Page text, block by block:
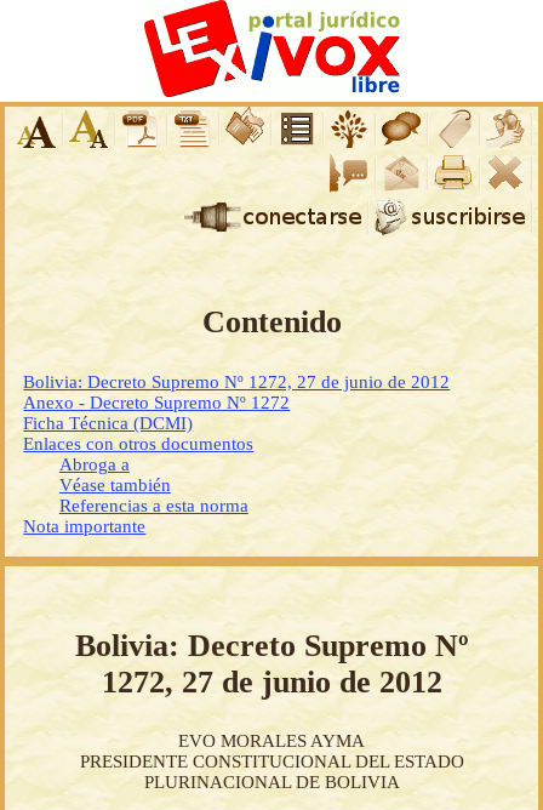
Contenido
Bolivia: Decreto Supremo Nº 1272, 27 de junio de 2012
Anexo - Decreto Supremo Nº 1272
Ficha Técnica (DCMI)
Enlaces con otros documentos
Abroga a
Véase también
Referencias a esta norma
Nota importante
Bolivia: Decreto Supremo Nº
1272, 27 de junio de 2012
EVO MORALES AYMA
PRESIDENTE CONSTITUCIONAL DEL ESTADO
PLURINACIONAL DE BOLIVIA